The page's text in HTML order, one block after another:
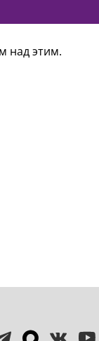
над этим.